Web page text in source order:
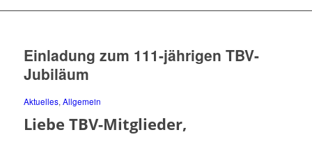
Einladung zum 111-jährigen TBV-
Jubiläum
Aktuelles, Allgemein
Liebe TBV-Mitglieder,